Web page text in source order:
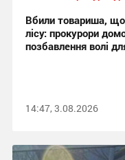
Вбили товариша,
лісу: прокурори
позбавлення волі
14:47, 3.08.2026